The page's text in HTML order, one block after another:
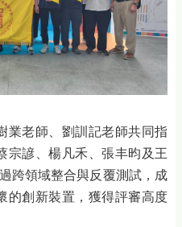
老師、劉訓記老師共同指
宗諺、楊凡禾、張丰昀及王
跨領域整合與反覆測試，成
的創新裝置，獲得評審高度